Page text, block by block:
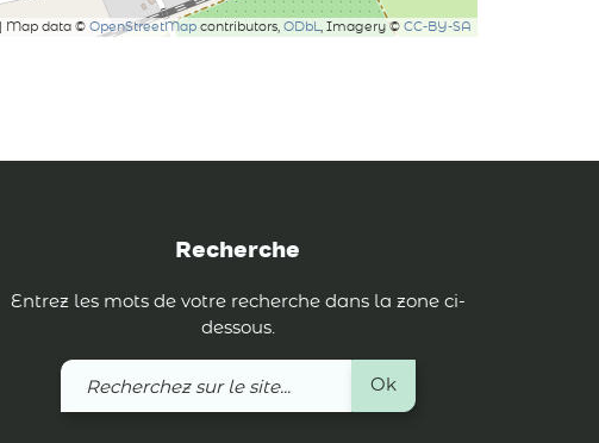
| Map data © OpenStreetMap contributors, ODbL , Imagery © CC-BY-SA
Recherche
Entrez les mots de votre recherche dans la zone ci-
dessous.
Recherchez
sur
Ok